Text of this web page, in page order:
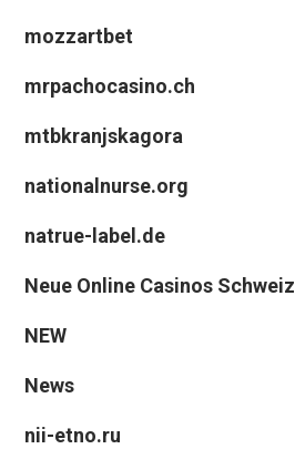
mozzartbet
mrpachocasino.ch
mtbkranjskagora
nationalnurse.org
natrue-label.de
Neue Online Casinos Schweiz
NEW
News
nii-etno.ru